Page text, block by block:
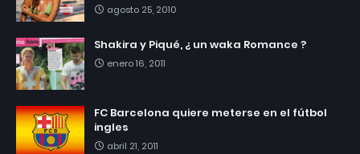
agosto 25, 2010
Shakira y Piqué, ¿ un waka Romance ?
enero 16, 2011
FC Barcelona quiere meterse en el fútbol
ingles
abril 21, 2011